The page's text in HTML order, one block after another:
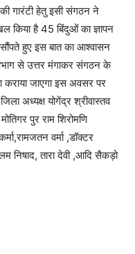
गारंटी हेतु इसी संगठन ने
किया है 45 बिंदुओं का ज्ञापन
हुए इस बात का आश्वासन
से उत्तर मंगाकर संगठन के
कराया जाएगा इस अवसर पर
अध्यक्ष योगेंद्र श्रीवास्तव
पुर राम शिरोमणि
वर्मा ,डॉक्टर
निषाद, तारा देवी ,आदि सैकड़ो